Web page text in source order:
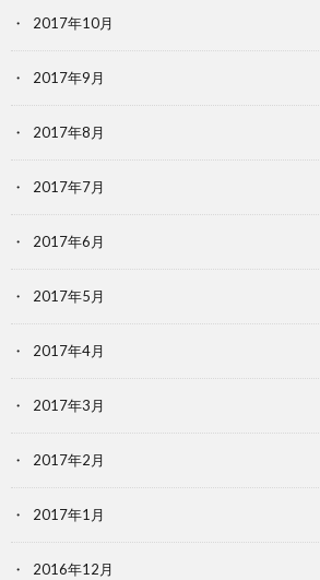
2017年10月
2017年9月
2017年8月
2017年7月
2017年6月
2017年5月
2017年4月
2017年3月
2017年2月
2017年1月
2016年12月